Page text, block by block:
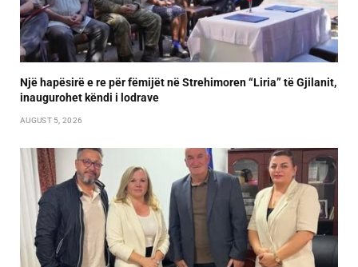
Një hapësirë e re për fëmijët në Strehimoren “Liria” të Gjilanit,
inaugurohet këndi i lodrave
AUGUST 5, 2026